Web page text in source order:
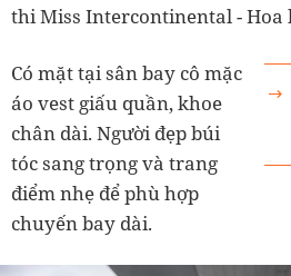
thi Miss Intercontinental - Hoa
Có mặt tại sân bay cô mặc
áo vest giấu quần, khoe
chân dài. Người đẹp búi
tóc sang trọng và trang
điểm nhẹ để phù hợp
chuyến bay dài.